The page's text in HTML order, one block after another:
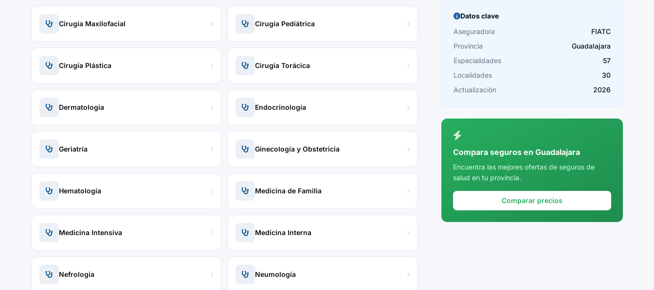
Cirugía Maxilofacial Cirugía Pediátrica
Cirugía Plástica Cirugía Torácica
Dermatología Endocrinología
Geriatría Ginecología y Obstetricia
Hematología Medicina de Familia
Medicina Intensiva Medicina Interna
Nefrología Neumología
Burgos
Cáceres
Cádiz
Cantabria
Castellón
Córdoba
Cuenca
Girona
Datos clave
Aseguradora
FIATC
Provincia
Guadalajara
Especialidades
57
Localidades
30
Actualización
2026
Compara seguros en Guadalajara
Encuentra las mejores ofertas de seguros de
salud en tu provincia.
Comparar precios